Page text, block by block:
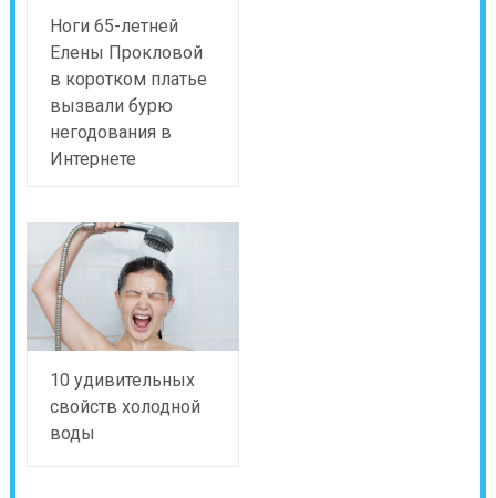
Ноги 65-летней
Елены Прокловой
в коротком платье
вызвали бурю
негодования в
Интернете
10 удивительных
свойств холодной
воды